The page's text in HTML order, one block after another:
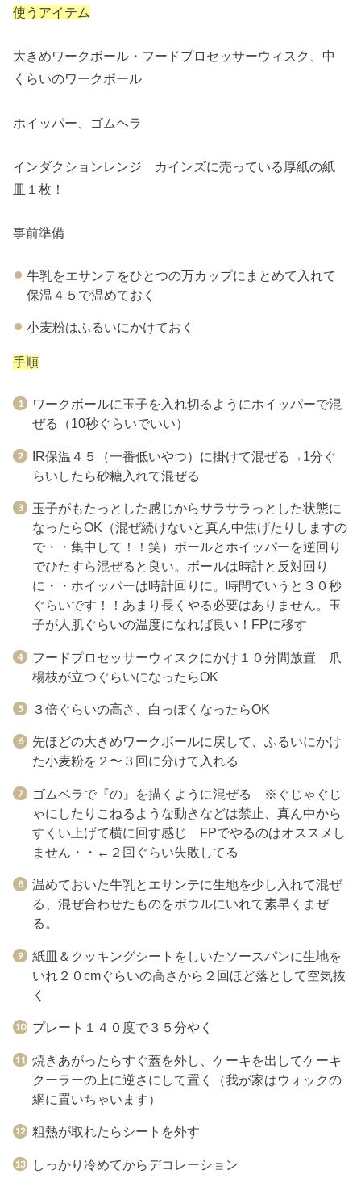
使うアイテム
大きめワークボール・フードプロセッサーウィスク、中
くらいのワークボール
ホイッパー、ゴムヘラ
インダクションレンジ カインズに売っている厚紙の紙
皿１枚！
事前準備
牛乳をエサンテをひとつの万カップにまとめて入れて
保温４５で温めておく
小麦粉はふるいにかけておく
手順
ワークボールに玉子を入れ切るようにホイッパーで混
ぜる（10秒ぐらいでいい）
IR保温４５（一番低いやつ）に掛けて混ぜる→1分ぐ
らいしたら砂糖入れて混ぜる
玉子がもたっとした感じからサラサラっとした状態に
なったらOK（混ぜ続けないと真ん中焦げたりしますの
で・・集中して！！笑）ボールとホイッパーを逆回り
でひたすら混ぜると良い。ボールは時計と反対回り
に・・ホイッパーは時計回りに。時間でいうと３０秒
ぐらいです！！あまり長くやる必要はありません。玉
子が人肌ぐらいの温度になれば良い！FPに移す
フードプロセッサーウィスクにかけ１０分間放置 爪
楊枝が立つぐらいになったらOK
３倍ぐらいの高さ、白っぽくなったらOK
先ほどの大きめワークボールに戻して、ふるいにかけ
た小麦粉を２〜３回に分けて入れる
ゴムベラで『の』を描くように混ぜる ※ぐじゃぐじ
ゃにしたりこねるような動きなどは禁止、真ん中から
すくい上げて横に回す感じ FPでやるのはオススメし
ません・・←２回ぐらい失敗してる
温めておいた牛乳とエサンテに生地を少し入れて混ぜ
る、混ぜ合わせたものをボウルにいれて素早くまぜ
る。
紙皿＆クッキングシートをしいたソースパンに生地を
いれ２０cmぐらいの高さから２回ほど落として空気抜
く
プレート１４０度で３５分やく
焼きあがったらすぐ蓋を外し、ケーキを出してケーキ
クーラーの上に逆さにして置く（我が家はウォックの
網に置いちゃいます）
粗熱が取れたらシートを外す
しっかり冷めてからデコレーション